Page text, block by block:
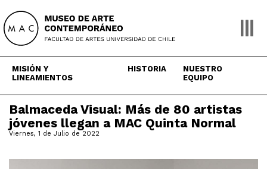
content
MISIÓN Y
LINEAMIENTOS
HISTORIA
NUESTRO
EQUIPO
Balmaceda Visual: Más de 80 artistas
jóvenes llegan a MAC Quinta Normal
Viernes, 1 de Julio de 2022